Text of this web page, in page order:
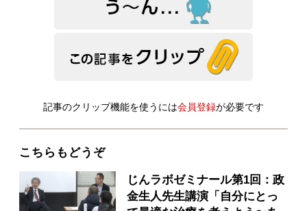
記事のクリップ機能を使うには会員登録が必要です
こちらもどうぞ
じんラボゼミナール第1回：政
金生人先生講演「自分にとっ